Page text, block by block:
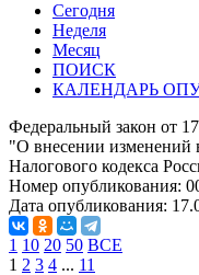
Сегодня
Неделя
Месяц
ПОИСК
КАЛЕНДАРЬ
Федеральный закон от
"О внесении изменений
Налогового кодекса
Номер опубликования:
Дата опубликования:
1 10 20 50 ВСЕ
1 2 3 4 ... 11